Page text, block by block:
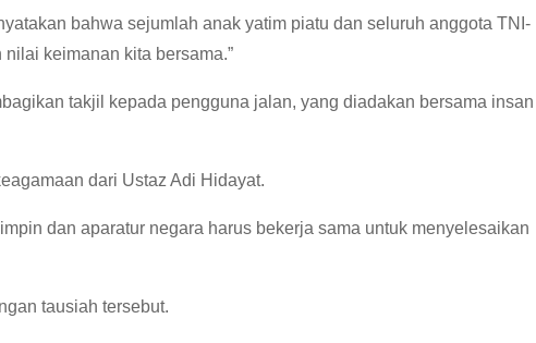
bahwa sejumlah anak yatim piatu dan seluruh anggota TNI-
keimanan kita bersama.”
takjil kepada pengguna jalan, yang diadakan bersama insan
dari Ustaz Adi Hidayat.
dan aparatur negara harus bekerja sama untuk menyelesaikan
tausiah tersebut.